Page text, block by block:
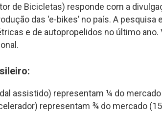
de Bicicletas) responde com a
das ‘e-bikes’ no país. A pesquisa
e de autopropelidos no último
assistido) representam ¼ do
representam ¾ do mercado